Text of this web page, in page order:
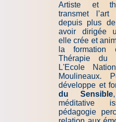
Artiste et
transmet l’art
depuis plus
avoir dirigée
elle crée et
la formation
Thérapie du
L'Ecole
Mou­li­neaux.
développe et
du Sensible
méditative
pédagogie